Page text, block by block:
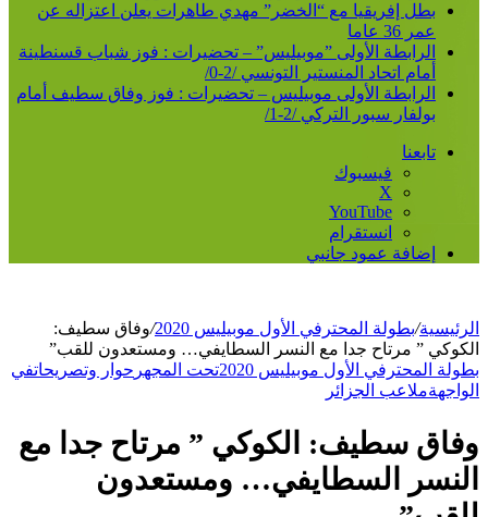
بطل إفريقيا مع “الخضر” مهدي طاهرات يعلن اعتزاله عن
عمر 36 عاما
الرابطة الأولى ”موبيليس” – تحضيرات : فوز شباب قسنطينة
أمام اتحاد المنستير التونسي /2-0/
الرابطة الأولى موبيليس – تحضيرات : فوز وفاق سطيف أمام
بولفار سبور التركي /2-1/
تابعنا
فيسبوك
‫X
‫YouTube
انستقرام
إضافة عمود جانبي
/بطولة المحترفي الأول موبيليس 2020 /وفاق سطيف:
” مرتاح جدا مع النسر السطايفي… ومستعدون للقب”
المحترفي الأول موبيليس 2020
تحت المجهرحوار وتصريحاتفي
ملاعب الجزائر
سطيف: الكوكي ” مرتاح جدا مع
السطايفي… ومستعدون